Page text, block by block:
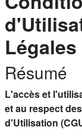
Légales
Résumé
L'accès et
et au respect
d'Utilisation